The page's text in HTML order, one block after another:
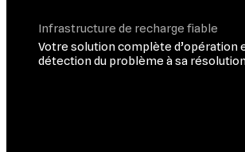
Infrastructure de recharge fiable
Votre solution complète d’opération
détection du problème à sa